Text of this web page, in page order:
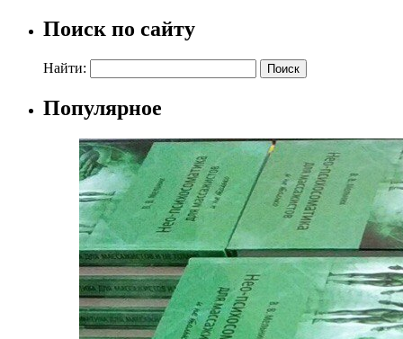
Поиск по сайту
Найти:
Популярное